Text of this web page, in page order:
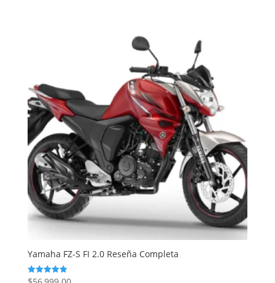
Yamaha FZ-S FI 2.0 Reseña Completa
Valorado